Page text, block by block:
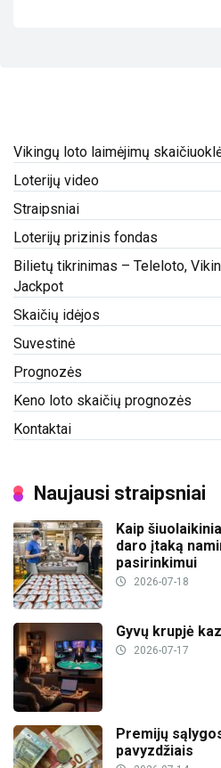
Vikingų loto laimėjimų
Loterijų video
Straipsniai
Loterijų prizinis fondas
Bilietų tikrinimas – Teleloto,
Jackpot
Skaičių idėjos
Suvestinė
Prognozės
Keno loto skaičių prognozės
Kontaktai
Naujausi straipsniai
Kaip
daro įtaką
pasirinkimui
2026-07-18
Gyvų krupjė
2026-07-17
Premijų
pavyzdžiais